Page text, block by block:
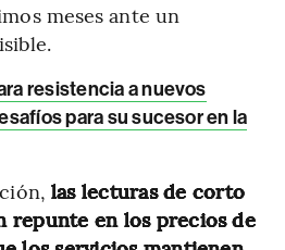
meses ante un
resistencia a nuevos
para su sucesor en la
las lecturas de corto
repunte en los precios de